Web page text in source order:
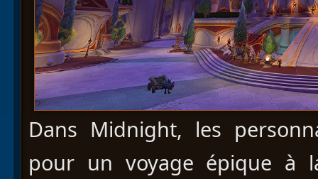
Dans Midnight, les
pour un voyage épique à